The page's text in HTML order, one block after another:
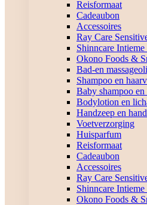
Reisformaat
Cadeaubon
Accessoires
Ray Care
Shinncare
Okono Foods &
Bad-en
Shampoo en
Baby shampoo
Bodylotion en
Handzeep en
Voetverzorging
Huisparfum
Reisformaat
Cadeaubon
Accessoires
Ray Care
Shinncare
Okono Foods &